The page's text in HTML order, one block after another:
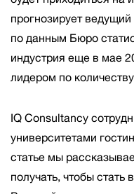
прогнозирует
по данным Бюро
индустрия еще в мае
лидером по
IQ Consultancy
университетами
статье мы
получать, чтобы